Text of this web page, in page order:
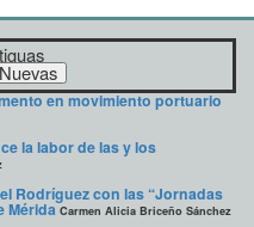
en movimiento portuario
la labor de las y los
Rodríguez con las “Jornadas
Mérida Carmen Alicia Briceño Sánchez